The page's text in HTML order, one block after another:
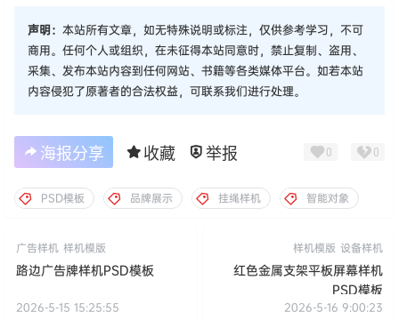
声明： 本站所有文章，如无特殊说明或标注，仅供参考学习，不可
商用。任何个人或组织，在未征得本站同意时，禁止复制、盗用、
采集、发布本站内容到任何网站、书籍等各类媒体平台。如若本站
内容侵犯了原著者的合法权益，可联系我们进行处理。
海报分享 收藏 举报 0 0
PSD模板 品牌展示 挂绳样机 智能对象
广告样机 样机模版
路边广告牌样机PSD模板
2026-5-15 15:25:55
样机模版 设备样机
红色金属支架平板屏幕样机
PSD模板
2026-5-16 9:00:23